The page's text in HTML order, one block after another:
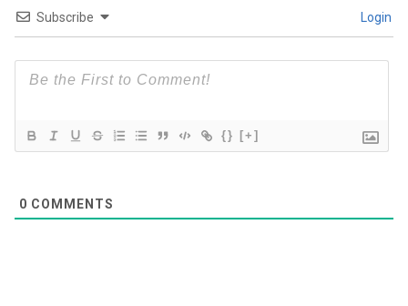
Subscribe Login
{} [+]
0 COMMENTS